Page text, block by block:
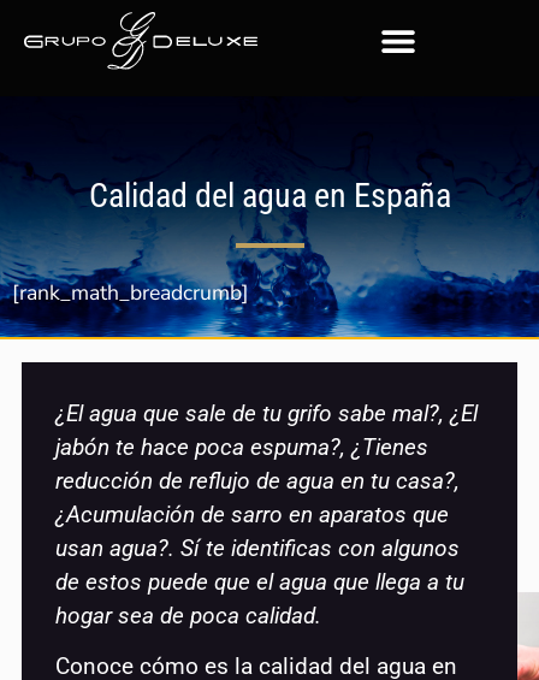
Calidad del agua en España
[rank_math_breadcrumb]
¿El agua que sale de tu grifo sabe mal?, ¿El
jabón te hace poca espuma?, ¿Tienes
reducción de reflujo de agua en tu casa?,
¿Acumulación de sarro en aparatos que
usan agua?. Sí te identificas con algunos
de estos puede que el agua que llega a tu
hogar sea de poca calidad.
Conoce cómo es la calidad del agua en